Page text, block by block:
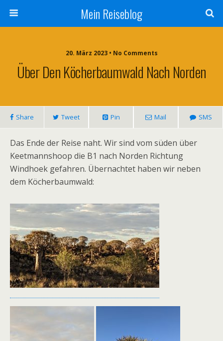
Mein Reiseblog
20. März 2023 • No Comments
Über Den Köcherbaumwald Nach Norden
Share Tweet Pin Mail SMS
Das Ende der Reise naht. Wir sind vom süden über
Keetmannshoop die B1 nach Norden Richtung
Windhoek gefahren. Übernachtet haben wir neben
dem Köcherbaumwald: